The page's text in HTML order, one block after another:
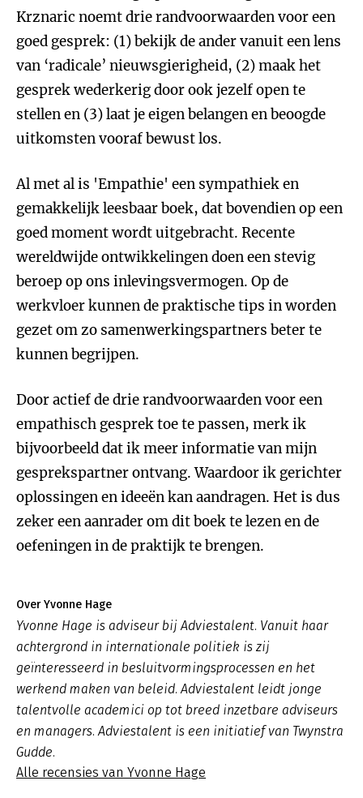
Krznaric noemt drie randvoorwaarden voor een
goed gesprek: (1) bekijk de ander vanuit een lens
van ‘radicale’ nieuwsgierigheid, (2) maak het
gesprek wederkerig door ook jezelf open te
stellen en (3) laat je eigen belangen en beoogde
uitkomsten vooraf bewust los.
Al met al is 'Empathie' een sympathiek en
gemakkelijk leesbaar boek, dat bovendien op een
goed moment wordt uitgebracht. Recente
wereldwijde ontwikkelingen doen een stevig
beroep op ons inlevingsvermogen. Op de
werkvloer kunnen de praktische tips in worden
gezet om zo samenwerkingspartners beter te
kunnen begrijpen.
Door actief de drie randvoorwaarden voor een
empathisch gesprek toe te passen, merk ik
bijvoorbeeld dat ik meer informatie van mijn
gesprekspartner ontvang. Waardoor ik gerichter
oplossingen en ideeën kan aandragen. Het is dus
zeker een aanrader om dit boek te lezen en de
oefeningen in de praktijk te brengen.
Over Yvonne Hage
Yvonne Hage is adviseur bij Adviestalent. Vanuit haar
achtergrond in internationale politiek is zij
geïnteresseerd in besluitvormingsprocessen en het
werkend maken van beleid. Adviestalent leidt jonge
talentvolle academici op tot breed inzetbare adviseurs
en managers. Adviestalent is een initiatief van Twynstra
Gudde.
Alle recensies van Yvonne Hage